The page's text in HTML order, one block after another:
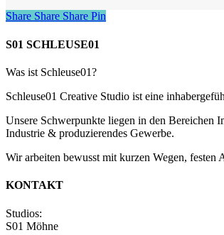
Share
Share Share Share Pin
S01 SCHLEUSE01
Was ist Schleuse01?
Schleuse01 Creative Studio ist eine
Unsere Schwerpunkte liegen in den Bereichen
Industrie & produzierendes Gewerbe.
Wir arbeiten bewusst mit kurzen Wegen,
KONTAKT
Studios:
S01 Möhne